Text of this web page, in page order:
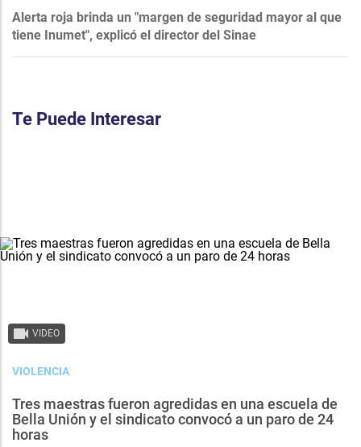
Alerta roja brinda un "margen de seguridad mayor al que
tiene Inumet", explicó el director del Sinae
Te Puede Interesar
VIDEO
VIOLENCIA
Tres maestras fueron agredidas en una escuela de
Bella Unión y el sindicato convocó a un paro de 24
horas